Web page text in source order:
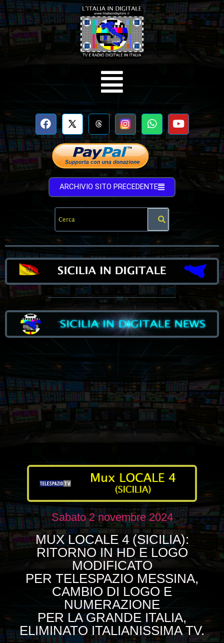
ARCHIVIO SITO PRECEDENTE
Sabato 2 novembre 2024
MUX LOCALE 4 (SICILIA):
RITORNO IN HD E LOGO
MODIFICATO
PER TELESPAZIO MESSINA,
CAMBIO DI LOGO E
NUMERAZIONE
PER LA GRANDE ITALIA,
ELIMINATO ITALIANISSIMA TV.